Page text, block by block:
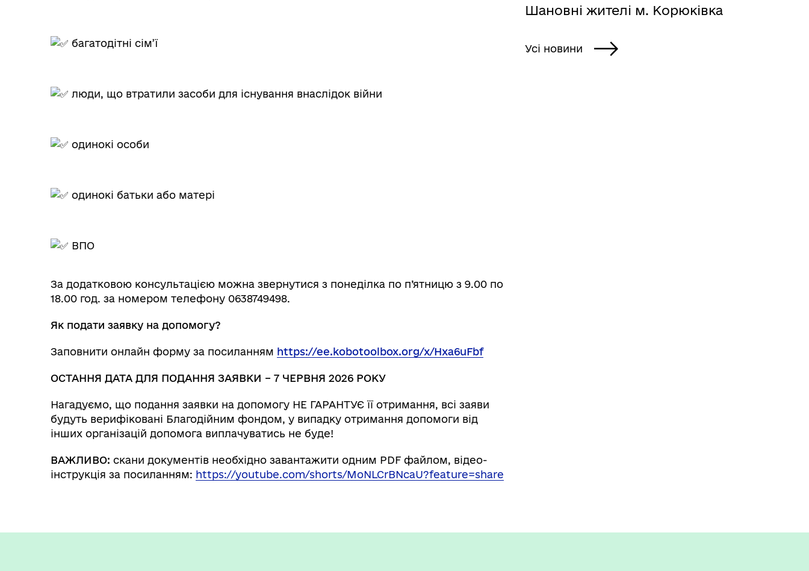
багатодітні сім’ї
люди, що втратили засоби для існування внаслідок війни
одинокі особи
одинокі батьки або матері
ВПО
За додатковою консультацією можна звернутися з понеділка по п’ятницю з 9.00 по
18.00 год. за номером телефону 0638749498.
Як подати заявку на допомогу?
Заповнити онлайн форму за посиланням https://ee.kobotoolbox.org/x/Hxa6uFbf
ОСТАННЯ ДАТА ДЛЯ ПОДАННЯ ЗАЯВКИ – 7 ЧЕРВНЯ 2026 РОКУ
Нагадуємо, що подання заявки на допомогу НЕ ГАРАНТУЄ її отримання, всі заяви
будуть верифіковані Благодійним фондом, у випадку отримання допомоги від
інших організацій допомога виплачуватись не буде!
ВАЖЛИВО: скани документів необхідно завантажити одним PDF файлом, відео-
інструкція за посиланням: https://youtube.com/shorts/MoNLCrBNcaU?feature=share
Шановні жителі м. Корюківка
Усі новини